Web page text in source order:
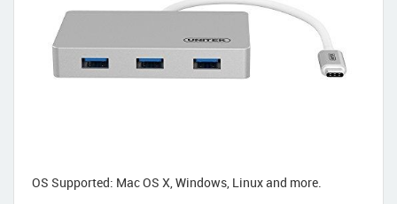
OS Supported: Mac OS X, Windows, Linux and more.